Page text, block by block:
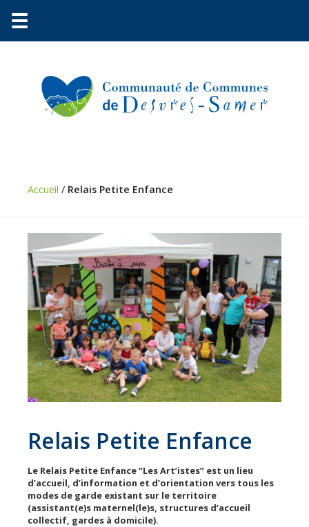
Communauté
Environnement
Petite
enfance
Urbanisme
Vie
pratique
Économie
Les
communes
Actualités
Naturéo
Office
☰
Accueil / Relais Petite Enfance
Relais Petite Enfance
Le Relais Petite Enfance “Les Art’istes” est un lieu
d’accueil, d’information et d’orientation vers tous les
modes de garde existant sur le territoire
(assistant(e)s maternel(le)s, structures d’accueil
collectif, gardes à domicile).